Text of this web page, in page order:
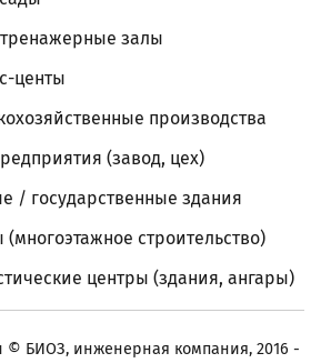
залы
центы
производства
(завод, цех)
/ государственные здания
строительство)
центры (здания, ангары)
© БИОЗ, инженерная компания, 2016 -